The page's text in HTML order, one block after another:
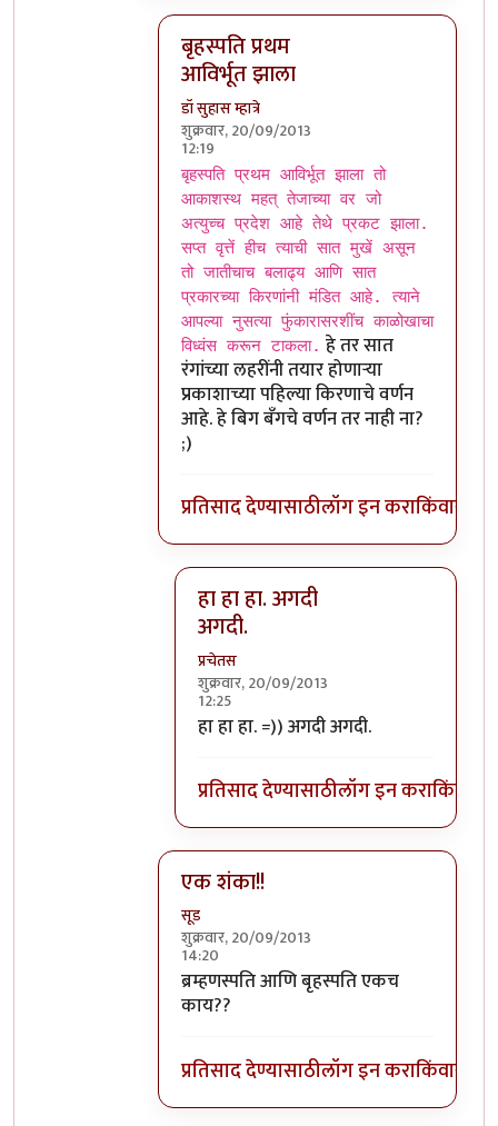
बृहस्पति प्रथम
आविर्भूत झाला
डॉ सुहास म्हात्रे
शुक्रवार, 20/09/2013
12:19
In reply toगजमुख आहे/नाही असा संदर्भ कै
बृहस्पति प्रथम आविर्भूत झाला तो
आकाशस्थ महत् तेजाच्या वर जो
अत्युच्च प्रदेश आहे तेथे प्रकट झाला.
सप्त वृत्तें हीच त्याची सात मुखें असून
तो जातीचाच बलाढ्य आणि सात
प्रकारच्या किरणांनी मंडित आहे. त्याने
आपल्या नुसत्या फुंकारासरशींच काळोखाचा
विध्वंस करून टाकला. हे तर सात
रंगांच्या लहरींनी तयार होणार्‍या
प्रकाशाच्या पहिल्या किरणाचे वर्णन
आहे. हे बिग बँगचे वर्णन तर नाही ना?
;)
प्रतिसाद देण्यासाठीलॉग इन कराकिंवा
हा हा हा. अगदी
अगदी.
प्रचेतस
शुक्रवार, 20/09/2013
12:25
In reply toबृहस्पति प्रथम आविर्भूत झाला
हा हा हा. =)) अगदी अगदी.
प्रतिसाद देण्यासाठीलॉग इन कराकिंवा
एक शंका!!
सूड
शुक्रवार, 20/09/2013
14:20
In reply toगजमुख आहे/नाही असा संदर्भ कै
ब्रम्हणस्पति आणि बृहस्पति एकच
काय??
प्रतिसाद देण्यासाठीलॉग इन कराकिंवा